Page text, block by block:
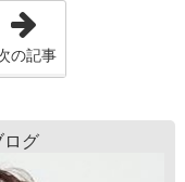
会社選びで大切なポイン
の記事
ログ